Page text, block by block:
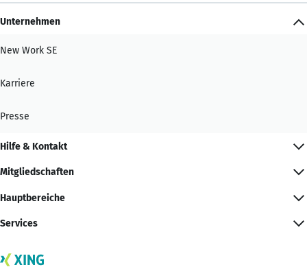
Unternehmen
New Work SE
Karriere
Presse
Hilfe & Kontakt
Mitgliedschaften
Hauptbereiche
Services